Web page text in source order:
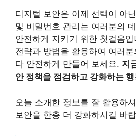
디지털 보안은 이제 선택이 아
및 비밀번호 관리는 여러분의
안전하게 지키기 위한 첫걸음
전략과 방법을 활용하여 여러
다 안전하게 만들어 보세요. 지
안 정책을 점검하고 강화하는
오늘 소개한 정보를 잘 활용하
보안을 한층 더 강화하시길 바